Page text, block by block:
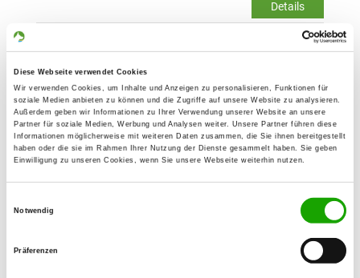
Diese Webseite verwendet Cookies
Wir verwenden Cookies, um Inhalte und Anzeigen zu personalisieren, Funktionen für
soziale Medien anbieten zu können und die Zugriffe auf unsere Website zu analysieren.
Außerdem geben wir Informationen zu Ihrer Verwendung unserer Website an unsere
Partner für soziale Medien, Werbung und Analysen weiter. Unsere Partner führen diese
Informationen möglicherweise mit weiteren Daten zusammen, die Sie ihnen bereitgestellt
haben oder die sie im Rahmen Ihrer Nutzung der Dienste gesammelt haben. Sie geben
Einwilligung zu unseren Cookies, wenn Sie unsere Webseite weiterhin nutzen.
Notwendig
Präferenzen
Details
OG - Gambach
Goldwiesenweg 14
35516 Münzenberg-Gambach
OG - Kirch-Pohl-Göns
Details
Am Stedter Berg